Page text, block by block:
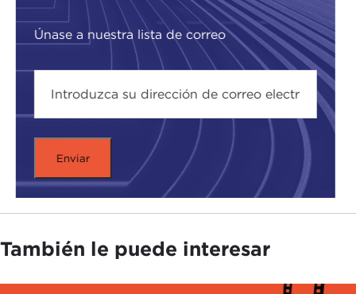
Únase a nuestra lista de correo
También le puede interesar